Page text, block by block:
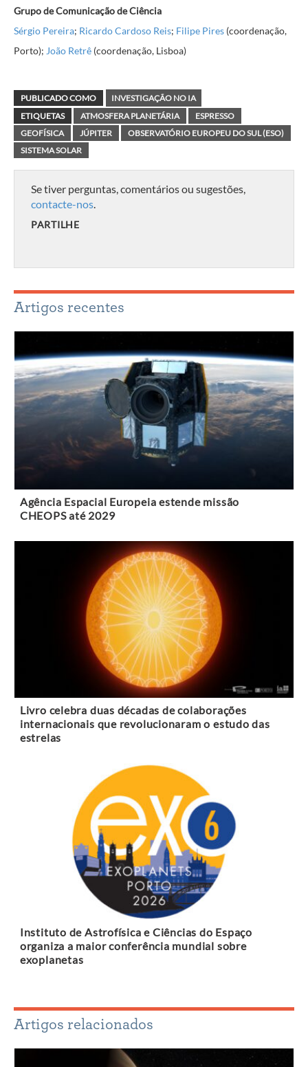
Grupo de Comunicação de Ciência
Sérgio Pereira; Ricardo Cardoso Reis; Filipe Pires (coordenação,
Porto); João Retrê (coordenação, Lisboa)
PUBLICADO COMO
INVESTIGAÇÃO NO IA
ETIQUETAS
ATMOSFERA PLANETÁRIA
ESPRESSO
GEOFÍSICA
JÚPITER
OBSERVATÓRIO EUROPEU DO SUL (ESO)
SISTEMA SOLAR
Se tiver perguntas, comentários ou sugestões,
contacte-nos.
PARTILHE
Artigos recentes
Agência Espacial Europeia estende missão
CHEOPS até 2029
Livro celebra duas décadas de colaborações
internacionais que revolucionaram o estudo das
estrelas
Instituto de Astrofísica e Ciências do Espaço
organiza a maior conferência mundial sobre
exoplanetas
Artigos relacionados